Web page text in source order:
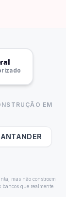
EM
mas não constroem
bancos que realmente